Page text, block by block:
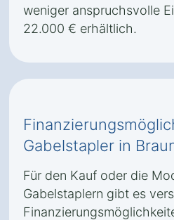
weniger anspruchsvolle
22.000 € erhältlich.
Gabelstapler in
Für den Kauf oder die
Gabelstaplern gibt es